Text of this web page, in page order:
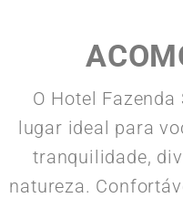
O Hotel
lugar ideal para
tranquilidade,
natureza.